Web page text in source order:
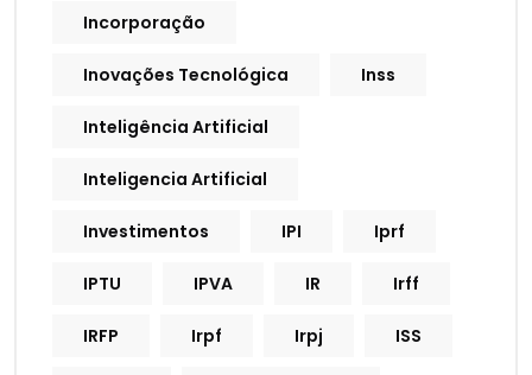
Incorporação
Inovações Tecnológica Inss
Inteligência Artificial
Inteligencia Artificial
Investimentos IPI Iprf
IPTU IPVA IR Irff
IRFP Irpf Irpj ISS